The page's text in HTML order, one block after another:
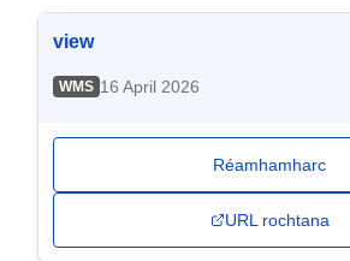
view
WMS 16 April 2026
Réamhamharc
URL rochtana